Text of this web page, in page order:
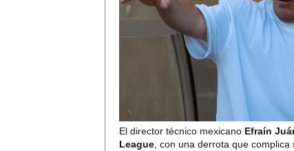
El director técnico mexicano Efraín
League, con una derrota que complica